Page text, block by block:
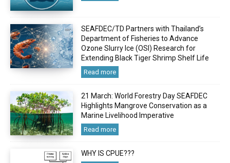
SEAFDEC/TD Partners with Thailand’s
Department of Fisheries to Advance
Ozone Slurry Ice (OSI) Research for
Extending Black Tiger Shrimp Shelf Life
Read more
21 March: World Forestry Day SEAFDEC
Highlights Mangrove Conservation as a
Marine Livelihood Imperative
Read more
WHY IS CPUE???